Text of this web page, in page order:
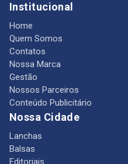
Institucional
Home
Quem Somos
Contatos
Nossa Marca
Gestão
Nossos Parceiros
Conteúdo Publicitário
Nossa Cidade
Lanchas
Balsas
Editoriais